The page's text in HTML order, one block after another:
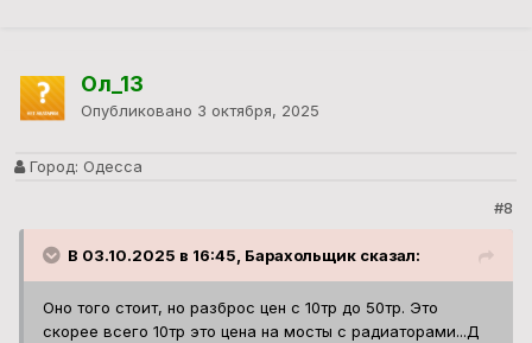
Ол_13
Опубликовано 3 октября, 2025
Город: Одесса
#8
В 03.10.2025 в 16:45, Барахольщик сказал:
Оно того стоит, но разброс цен с 10тр до 50тр. Это
скорее всего 10тр это цена на мосты с радиаторами...Д